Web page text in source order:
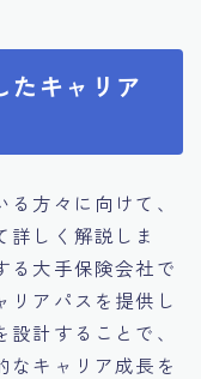
たキャリア
方々に向けて、
詳しく解説しま
る大手保険会社で
リアパスを提供し
計することで、
なキャリア成長を